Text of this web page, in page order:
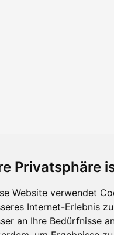
Privatsphäre
Website verwendet
Internet-Erlebnis
an Ihre Bedürfnisse